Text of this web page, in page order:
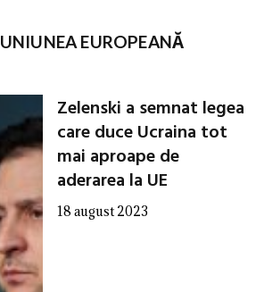
UNIUNEA EUROPEANĂ
Zelenski a semnat legea
care duce Ucraina tot
mai aproape de
aderarea la UE
18 august 2023